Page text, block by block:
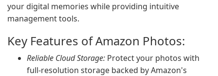
your digital memories while providing intuitive
management tools.
Key Features of Amazon Photos:
Reliable Cloud Storage: Protect your photos with
full-resolution storage backed by Amazon's